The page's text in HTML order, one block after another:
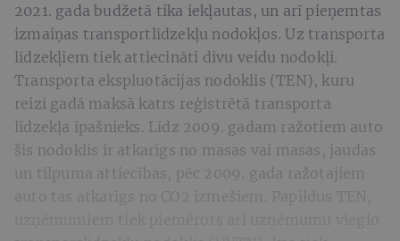
2021. gada budžetā tika iekļautas, un arī pieņemtas
izmaiņas transportlīdzekļu nodokļos. Uz transporta
līdzekļiem tiek attiecināti divu veidu nodokļi.
Transporta ekspluotācijas nodoklis (TEN), kuru
reizi gadā maksā katrs reģistrētā transporta
līdzekļa īpašnieks. Līdz 2009. gadam ražotiem auto
šis nodoklis ir atkarīgs no masas vai masas, jaudas
un tilpuma attiecības, pēc 2009. gada ražotajiem
auto tas atkarīgs no CO2 izmešiem. Papildus TEN,